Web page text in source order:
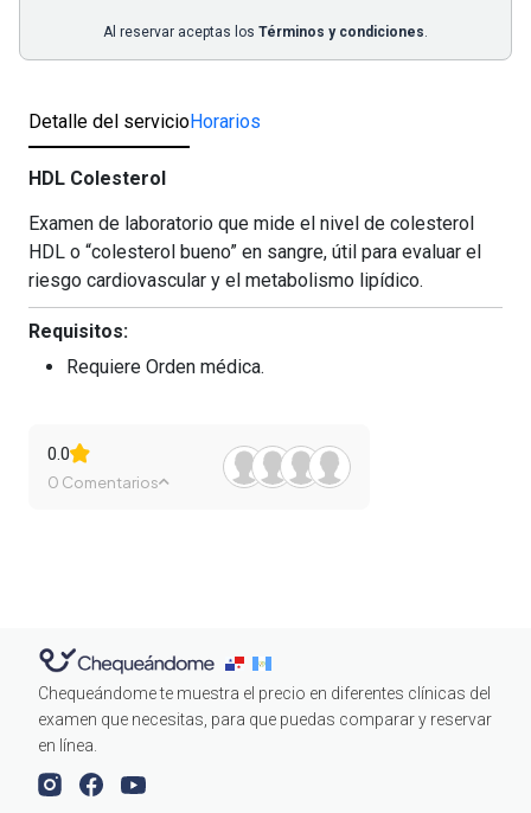
Al reservar aceptas los Términos y condiciones
Detalle del servicioHorarios
HDL Colesterol
Examen de laboratorio que mide el nivel de colesterol
HDL o “colesterol bueno” en sangre, útil para evaluar el
riesgo cardiovascular y el metabolismo lipídico.
Requisitos:
Requiere Orden médica.
0.0
0 Comentarios
Chequeándome te muestra el precio en diferentes clínicas del
examen que necesitas, para que puedas comparar y reservar
en línea.